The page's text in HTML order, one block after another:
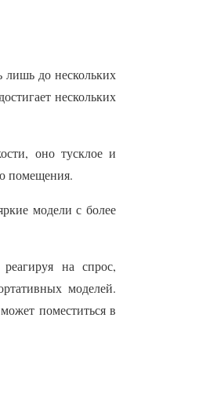
лишь до нескольких
нескольких
оно тусклое и
помещения.
модели с более
на спрос,
моделей.
поместиться в